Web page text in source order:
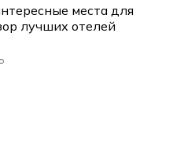
места для
лучших отелей